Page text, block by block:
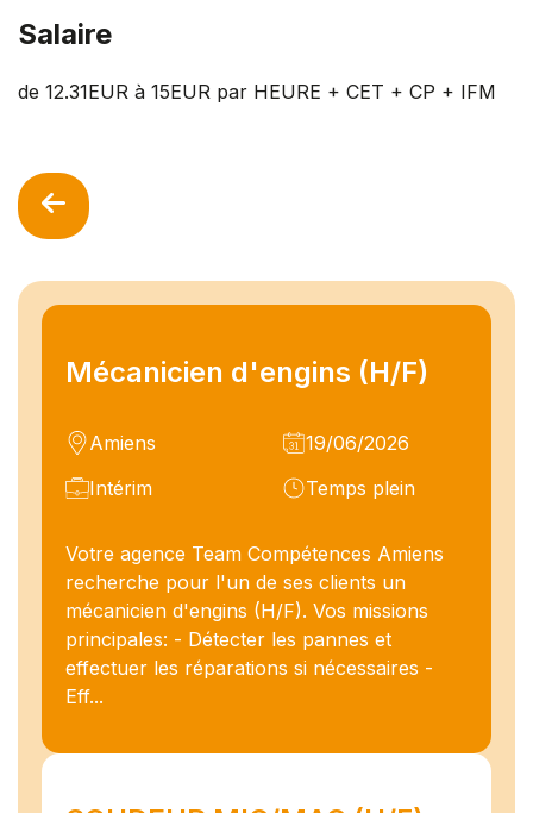
Mécanicien d'engins (H/F)
Amiens
19/06/2026
Intérim
Temps plein
Votre agence Team Compétences Amiens
recherche pour l'un de ses clients un
mécanicien d'engins (H/F). Vos missions
principales: - Détecter les pannes et
effectuer les réparations si nécessaires -
Eff...
Salaire
de 12.31EUR à 15EUR par HEURE + CET + CP + IFM